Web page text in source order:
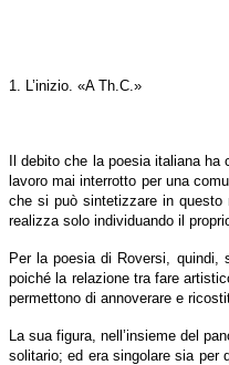
1. L’inizio. «A Th.C.»
Il debito che la poesia italiana
lavoro mai interrotto per una
che si può sintetizzare in questo
realizza solo individuando il
Per la poesia di Roversi, quindi,
poiché la relazione tra fare
permettono di annoverare e
La sua figura, nell’insieme del
solitario; ed era singolare sia per